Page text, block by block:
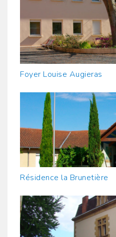
Foyer Louise Augieras
Résidence la Brunetière